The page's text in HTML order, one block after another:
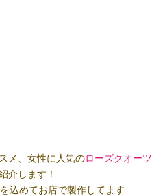
メ、女性に人気のローズクオーツ
介します！
込めてお店で製作してます